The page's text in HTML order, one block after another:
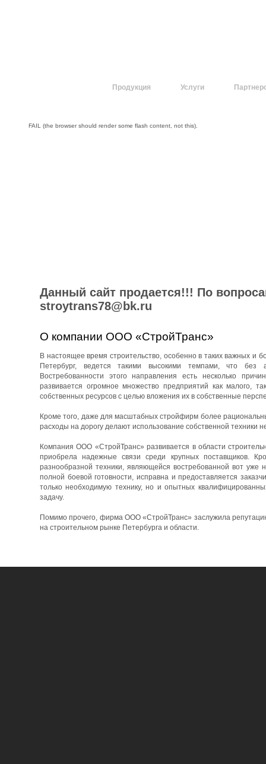
Продукция Услуги
FAIL (the browser should render some flash content, not this).
Данный сайт продается!!! По
stroytrans78@bk.ru
О компании ООО «СтройТранс»
В настоящее время строительство, особенно в таких важных и
Петербург, ведется такими высокими темпами, что без
Востребованности этого направления есть несколько
развивается огромное множество предприятий как малого,
собственных ресурсов с целью вложения их в собственные
Кроме того, даже для масштабных стройфирм более
расходы на дорогу делают использование собственной техники
Компания ООО «СтройТранс» развивается в области
приобрела надежные связи среди крупных поставщиков.
разнообразной техники, являющейся востребованной вот уже
полной боевой готовности, исправна и предоставляется
только необходимую технику, но и опытных
задачу.
Помимо прочего, фирма ООО «СтройТранс» заслужила
на строительном рынке Петербурга и области.